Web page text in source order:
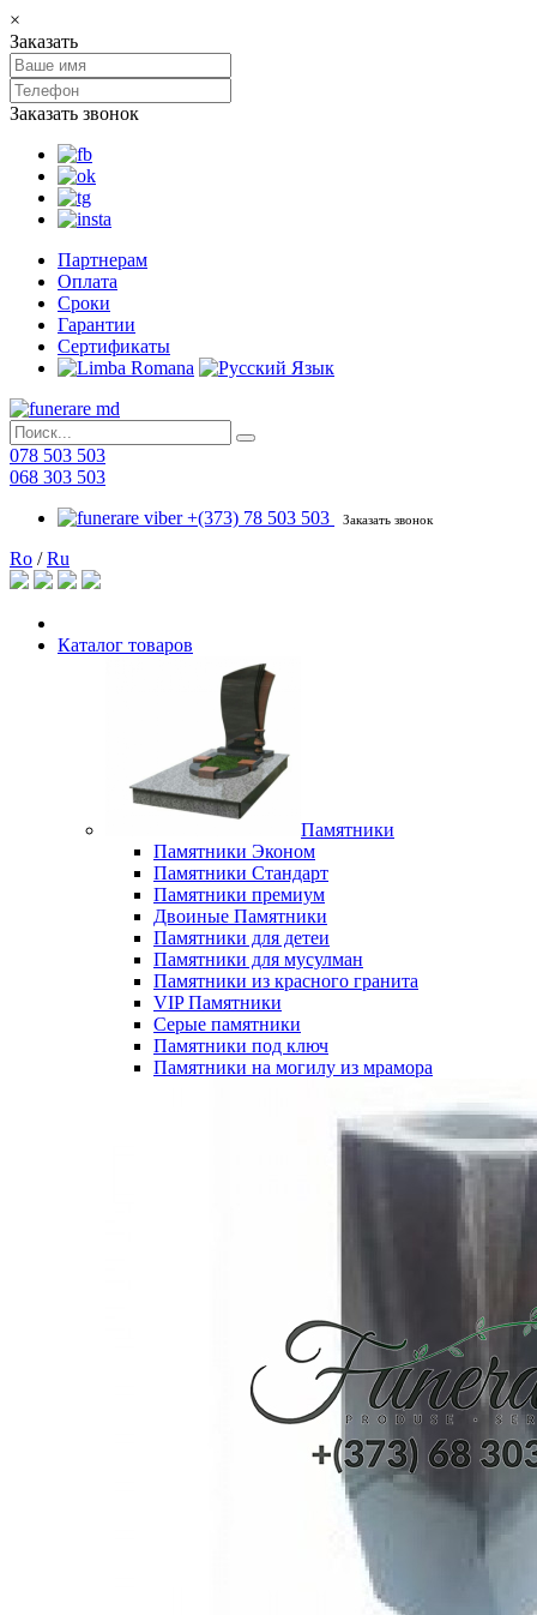
×
Заказать
Заказать звонок
Партнерам
Оплата
Сроки
Гарантии
Сертификаты
078 503 503
068 303 503
+(373) 78 503 503
Заказать звонок
Ro /Ru
Каталог товаров
Памятники
Памятники Эконом
Памятники Стандарт
Памятники премиум
Двоиные Памятники
Памятники для детеи
Памятники для мусулман
Памятники из красного гранита
VIP Памятники
Серые памятники
Памятники под ключ
Памятники на могилу из мрамора